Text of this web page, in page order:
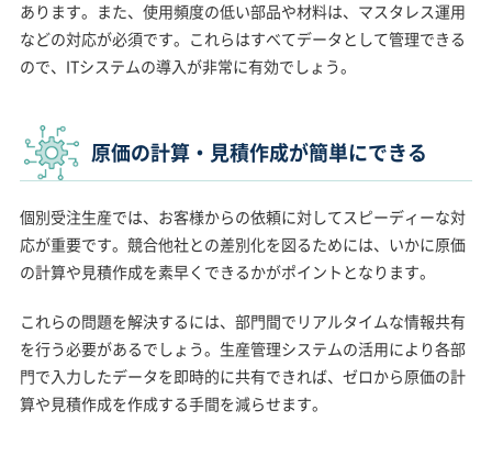
あります。また、使用頻度の低い部品や材料は、マスタレス運用
などの対応が必須です。これらはすべてデータとして管理できる
ので、ITシステムの導入が非常に有効でしょう。
原価の計算・見積作成が簡単にできる
個別受注生産では、お客様からの依頼に対してスピーディーな対
応が重要です。競合他社との差別化を図るためには、いかに原価
の計算や見積作成を素早くできるかがポイントとなります。
これらの問題を解決するには、部門間でリアルタイムな情報共有
を行う必要があるでしょう。生産管理システムの活用により各部
門で入力したデータを即時的に共有できれば、ゼロから原価の計
算や見積作成を作成する手間を減らせます。